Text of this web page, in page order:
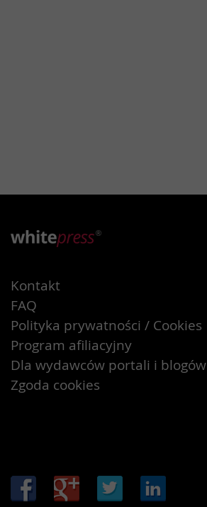
Kontakt
FAQ
Polityka prywatności / Cookies
Program afiliacyjny
Dla wydawców portali i blogów
Zgoda cookies